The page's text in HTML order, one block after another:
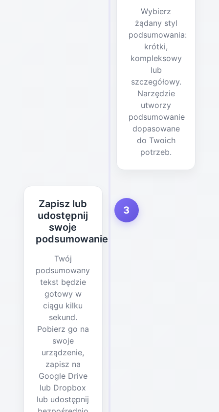
Wybierz
żądany styl
podsumowania:
krótki,
kompleksowy
lub
szczegółowy.
Narzędzie
utworzy
podsumowanie
dopasowane
do Twoich
potrzeb.
3
Zapisz lub
udostępnij
swoje
podsumowanie
Twój
podsumowany
tekst będzie
gotowy w
ciągu kilku
sekund.
Pobierz go na
swoje
urządzenie,
zapisz na
Google Drive
lub Dropbox
lub udostępnij